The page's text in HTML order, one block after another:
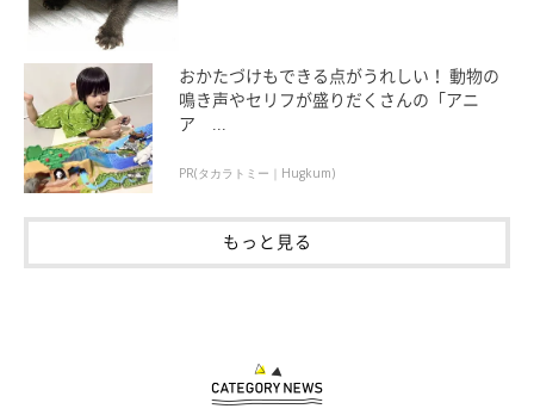
ねこのsun(@sun_cat0709)がシェアした投稿
おかたづけもできる点がうれしい！ 動物の
鳴き声やセリフが盛りだくさんの「アニ
ア ...
PR(タカラトミー｜Hugkum)
もっと見る